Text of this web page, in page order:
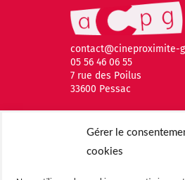
Gérer le
cookies
contact@cineproximite-
05 56 46 06 55
7 rue des Poilus
33600 Pessac